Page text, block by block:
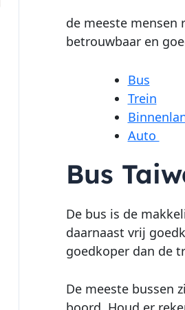
de meeste mensen
betrouwbaar en
Bus
Trein
Auto
Bus
De bus is de
daarnaast vrij
goedkoper dan de
De meeste bussen